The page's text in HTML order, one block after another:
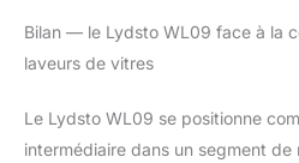
Bilan — le Lydsto WL09 face à la
laveurs de vitres
Le Lydsto WL09 se positionne
intermédiaire dans un segment de